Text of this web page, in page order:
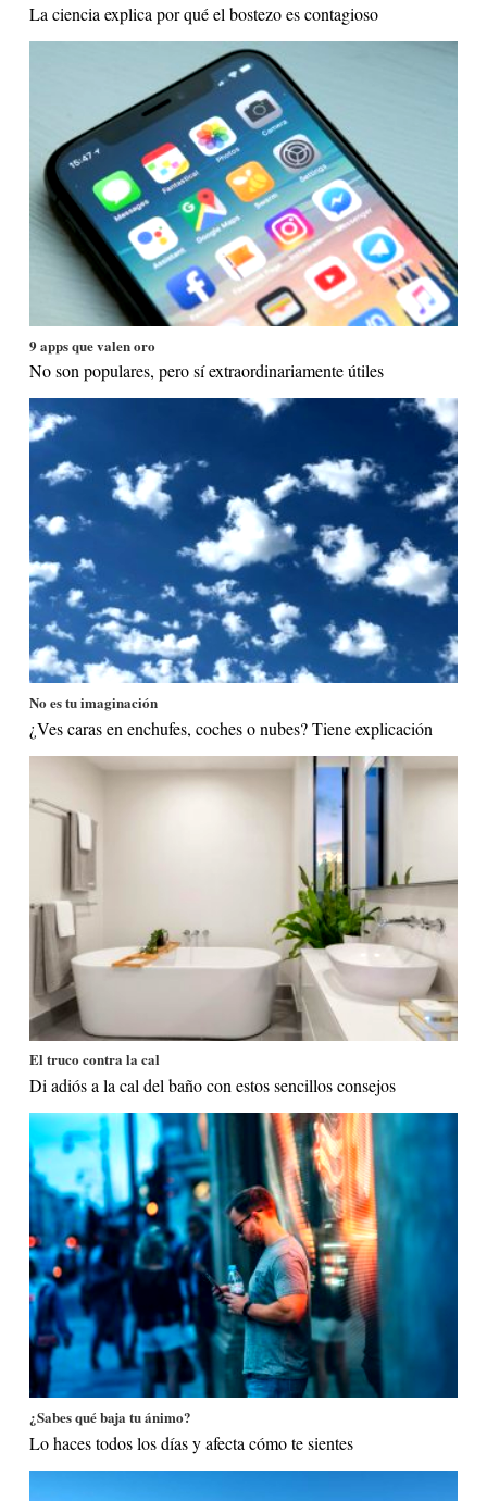
La ciencia explica por qué el bostezo es contagioso
9 apps que valen oro
No son populares, pero sí extraordinariamente útiles
No es tu imaginación
¿Ves caras en enchufes, coches o nubes? Tiene explicación
El truco contra la cal
Di adiós a la cal del baño con estos sencillos consejos
¿Sabes qué baja tu ánimo?
Lo haces todos los días y afecta cómo te sientes